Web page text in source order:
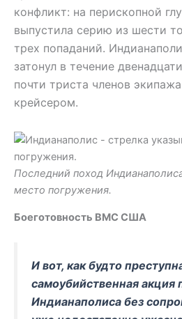
конфликт: на перископной
выпустила серию из шести
трех попаданий.
затонул в течение
почти триста членов
крейсером.
Последний поход
место погружения.
Боеготовность ВМС США
И вот, как будто
самоубийственная акция
Индианаполиса без